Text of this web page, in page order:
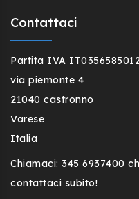
Contattaci
Partita IVA
via piemonte 4
21040 castronno
Varese
Italia
Chiamaci: 345 6937400
contattaci subito!